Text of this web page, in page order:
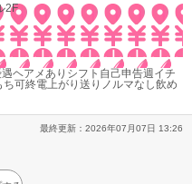
2F
ヘアメあり シフト自己申告週イチ
ち可終電上がり 送り ノルマなし飲め
最終更新： 2026年07月07日 13:26